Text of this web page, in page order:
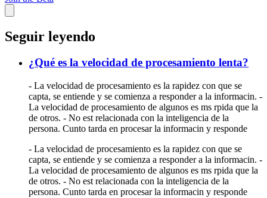
Seguir leyendo
¿Qué es la velocidad de procesamiento lenta?
- La velocidad de procesamiento es la rapidez con que se
capta, se entiende y se comienza a responder a la informacin. -
La velocidad de procesamiento de algunos es ms rpida que la
de otros. - No est relacionada con la inteligencia de la
persona. Cunto tarda en procesar la informacin y responde
- La velocidad de procesamiento es la rapidez con que se
capta, se entiende y se comienza a responder a la informacin. -
La velocidad de procesamiento de algunos es ms rpida que la
de otros. - No est relacionada con la inteligencia de la
persona. Cunto tarda en procesar la informacin y responde